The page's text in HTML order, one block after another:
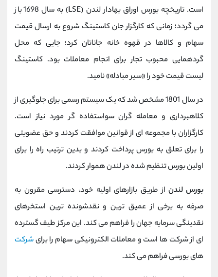
است. تاریخچه بورس اوراق بهادار لندن (LSE) به سال 1698 باز
می گردد؛ زمانی که کارگزار جان کاستینگ شروع به ارسال قیمت
سهام و کالاها در قهوه خانه جاناتان کرد؛ جایی که محل
گردهمایی محبوب تجار برای انجام معاملات بود. کاستینگ
لیست قیمت خود را «سیر مبادله» نامید.
در سال 1801 مشخص شد که یک سیستم رسمی برای جلوگیری از
کلاهبرداری و معامله گران سواستفاده گر مورد نیاز است.
کارگزاران با مجموعه ای از قوانین موافقت کردند و حق عضویتی
را برای تعلق به بورس پرداخت کردند و بدین ترتیب راه را برای
اولین بورس تنظیم شده در لندن هموار کردند.
بورس لندناز طریق بازارهای اولیه خود، دسترسی مقرون به
صرفه به برخی از عمیق ترین و نقدشونده ترین استخرهای
نقدینگی سرمایه جهان را فراهم می کند. این مرکز طیف گسترده
ای از شرکت ها است و معاملات الکترونیکی سهام را برایشرکت
های بورسی فراهم می کند.